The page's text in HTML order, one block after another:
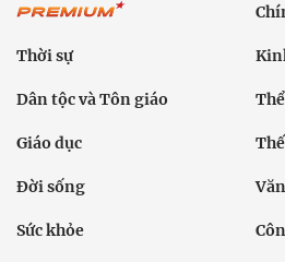
Thời sự
Dân tộc và Tôn giáo
Giáo dục
Đời sống
Sức khỏe